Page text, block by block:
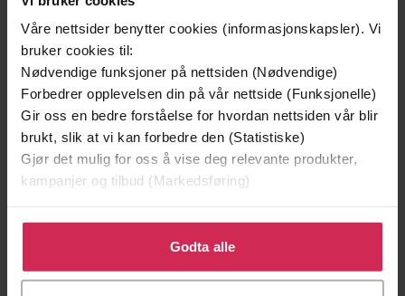
Våre nettsider benytter cookies (informasjonskapsler). Vi
bruker cookies til:
Nødvendige funksjoner på nettsiden (Nødvendige)
Forbedrer opplevelsen din på vår nettside (Funksjonelle)
Gir oss en bedre forståelse for hvordan nettsiden vår blir
brukt, slik at vi kan forbedre den (Statistiske)
Gjør det mulig for oss å vise deg relevante produkter,
kampanjer og tilbud (Markedsføring)
Klikk på «Godta alle» for å gi oss ditt samtykke til å
bruke cookies for alle disse formålene. Du kan også
tilpasse ditt samtykke til spesifikke formål ved å klikke
Godta alle
Jenta som ble igjen
EBOK EBOK